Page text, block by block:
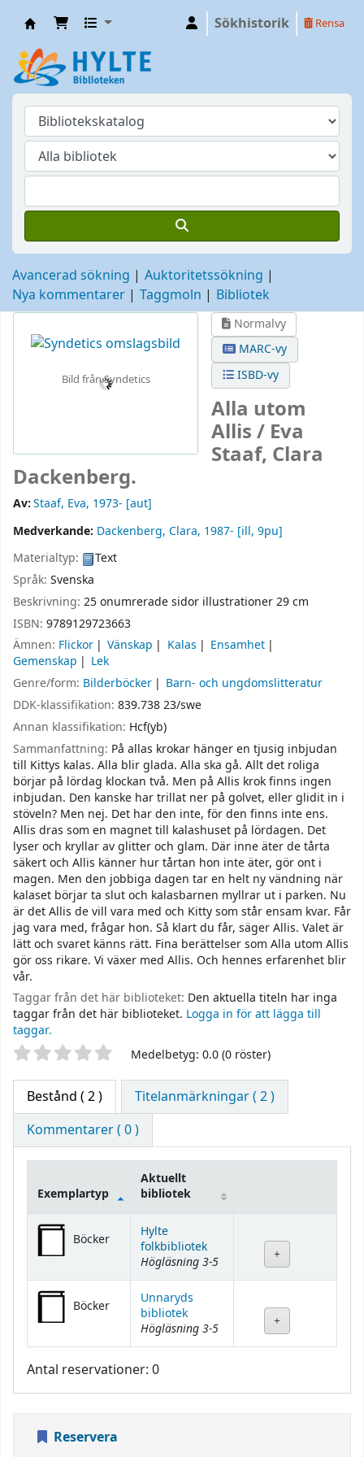
Sökhistorik Rensa
Avancerad sökning
Auktoritetssökning
Nya kommentarer
Taggmoln Bibliotek
Bild från Syndetics
Normalvy
MARC-vy
ISBD-vy
Alla utom
Allis / Eva
Staaf, Clara
Dackenberg.
Av:Staaf, Eva, 1973- [aut]
Medverkande: Dackenberg, Clara, 1987- [ill, 9pu]
Materialtyp:
Text
Språk: Svenska
Beskrivning: 25 onumrerade sidor illustrationer 29 cm
ISBN: 9789129723663
Ämnen: Flickor Vänskap Kalas
Ensamhet
Gemenskap
Lek
Genre/form: Bilderböcker
Barn- och ungdomslitteratur
DDK-klassifikation: 839.738 23/swe
Annan klassifikation: Hcf(yb)
Sammanfattning: På allas krokar hänger en tjusig inbjudan
till Kittys kalas. Alla blir glada. Alla ska gå. Allt det roliga
börjar på lördag klockan två. Men på Allis krok finns ingen
inbjudan. Den kanske har trillat ner på golvet, eller glidit in i
stöveln? Men nej. Det har den inte, för den finns inte ens.
Allis dras som en magnet till kalashuset på lördagen. Det
lyser och kryllar av glitter och glam. Där inne äter de tårta
säkert och Allis känner hur tårtan hon inte äter, gör ont i
magen. Men den jobbiga dagen tar en helt ny vändning när
kalaset börjar ta slut och kalasbarnen myllrar ut i parken. Nu
är det Allis de vill vara med och Kitty som står ensam kvar. Får
jag vara med, frågar hon. Så klart du får, säger Allis. Valet är
lätt och svaret känns rätt. Fina berättelser som Alla utom Allis
gör oss rikare. Vi växer med Allis. Och hennes erfarenhet blir
vår.
Taggar från det här biblioteket: Den aktuella titeln har inga
taggar från det här biblioteket. Logga in för att lägga till
taggar.
Betyg Medelbetyg: 0.0 (0 röster)
Bestånd ( 2 )
Titelanmärkningar ( 2 )
Kommentarer ( 0 )
Bestånd
Exemplartyp
Aktuellt
bibliotek
Böcker
Hylte
folkbibliotek
Högläsning 3-5
Böcker
Unnaryds
bibliotek
Högläsning 3-5
Antal reservationer: 0
Reservera